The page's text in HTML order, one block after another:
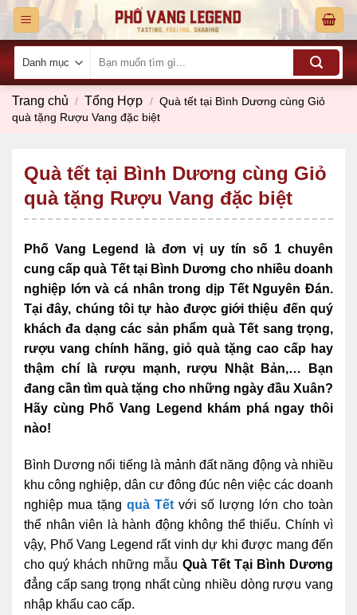
Skip
content
kiếm:
Trang chủ / Tổng Hợp / Quà tết tại Bình Dương cùng Giỏ
quà tặng Rượu Vang đặc biệt
Quà tết tại Bình Dương cùng Giỏ
quà tặng Rượu Vang đặc biệt
Phố Vang Legend là đơn vị uy tín số 1 chuyên
cung cấp quà Tết tại Bình Dương cho nhiều doanh
nghiệp lớn và cá nhân trong dịp Tết Nguyên Đán.
Tại đây, chúng tôi tự hào được giới thiệu đến quý
khách đa dạng các sản phẩm quà Tết sang trọng,
rượu vang chính hãng, giỏ quà tặng cao cấp hay
thậm chí là rượu mạnh, rượu Nhật Bản,… Bạn
đang cần tìm quà tặng cho những ngày đầu Xuân?
Hãy cùng Phố Vang Legend khám phá ngay thôi
nào!
Bình Dương nổi tiếng là mảnh đất năng động và nhiều
khu công nghiệp, dân cư đông đúc nên việc các doanh
nghiệp mua tặng quà Tếtvới số lượng lớn cho toàn
thể nhân viên là hành động không thể thiếu. Chính vì
vậy, Phố Vang Legend rất vinh dự khi được mang đến
cho quý khách những mẫu Quà Tết Tại Bình Dương
đẳng cấp sang trọng nhất cùng nhiều dòng rượu vang
nhập khẩu cao cấp.